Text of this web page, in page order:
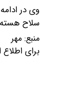
وی در
سلاح
منبع: مهر
برای